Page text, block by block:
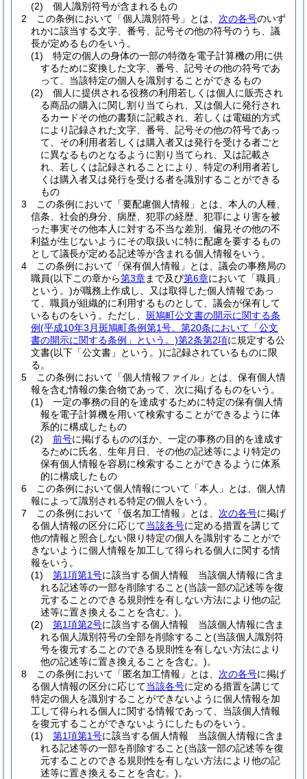
(2)
個人識別符号が含まれるもの
2
この条例において「個人識別符号」とは、 次の各号のいず
れかに該当する文字、番号、記号その他の符号のうち、議
長が定めるものをいう。
(1)
特定の個人の身体の一部の特徴を電子計算機の用に供
するために変換した文字、番号、記号その他の符号であ
って、当該特定の個人を識別することができるもの
(2)
個人に提供される役務の利用若しくは個人に販売され
る商品の購入に関し割り当てられ、又は個人に発行され
るカードその他の書類に記載され、若しくは電磁的方式
により記録された文字、番号、記号その他の符号であっ
て、その利用者若しくは購入者又は発行を受ける者ごと
に異なるものとなるように割り当てられ、又は記載さ
れ、若しくは記録されることにより、特定の利用者若し
くは購入者又は発行を受ける者を識別することができる
もの
3
この条例において「要配慮個人情報」とは、本人の人種、
信条、社会的身分、病歴、犯罪の経歴、犯罪により害を被
った事実その他本人に対する不当な差別、偏見その他の不
利益が生じないようにその取扱いに特に配慮を要するもの
として議長が定める記述等が含まれる個人情報をいう。
4
この条例において「保有個人情報」とは、議会の事務局の
職員(以下この章から第3章まで及び第6章において「職員」
という。)が職務上作成し、又は取得した個人情報であっ
て、職員が組織的に利用するものとして、議会が保有して
いるものをいう。 ただし、 斑鳩町公文書の開示に関する条
例(平成10年3月斑鳩町条例第1号。第20条において「公文
書の開示に関する条例」という。)第2条第2項に規定する公
文書(以下「公文書」という。)に記録されているものに限
る。
5
この条例において「個人情報ファイル」とは、保有個人情
報を含む情報の集合物であって、次に掲げるものをいう。
(1)
一定の事務の目的を達成するために特定の保有個人情
報を電子計算機を用いて検索することができるように体
系的に構成したもの
(2)
前号に掲げるもののほか、一定の事務の目的を達成す
るために氏名、生年月日、その他の記述等により特定の
保有個人情報を容易に検索することができるように体系
的に構成したもの
6
この条例において個人情報について「本人」とは、個人情
報によって識別される特定の個人をいう。
7
この条例において「仮名加工情報」とは、 次の各号に掲げ
る個人情報の区分に応じて当該各号に定める措置を講じて
他の情報と照合しない限り特定の個人を識別することがで
きないように個人情報を加工して得られる個人に関する情
報をいう。
(1)
第1項第1号に該当する個人情報 当該個人情報に含ま
れる記述等の一部を削除すること(当該一部の記述等を復
元することのできる規則性を有しない方法により他の記
述等に置き換えることを含む。)。
(2)
第1項第2号に該当する個人情報 当該個人情報に含ま
れる個人識別符号の全部を削除すること(当該個人識別符
号を復元することのできる規則性を有しない方法により
他の記述等に置き換えることを含む。)。
8
この条例において「匿名加工情報」とは、 次の各号に掲げ
る個人情報の区分に応じて当該各号に定める措置を講じて
特定の個人を識別することができないように個人情報を加
工して得られる個人に関する情報であって、当該個人情報
を復元することができないようにしたものをいう。
(1)
第1項第1号に該当する個人情報 当該個人情報に含ま
れる記述等の一部を削除すること(当該一部の記述等を復
元することのできる規則性を有しない方法により他の記
述等に置き換えることを含む。)。